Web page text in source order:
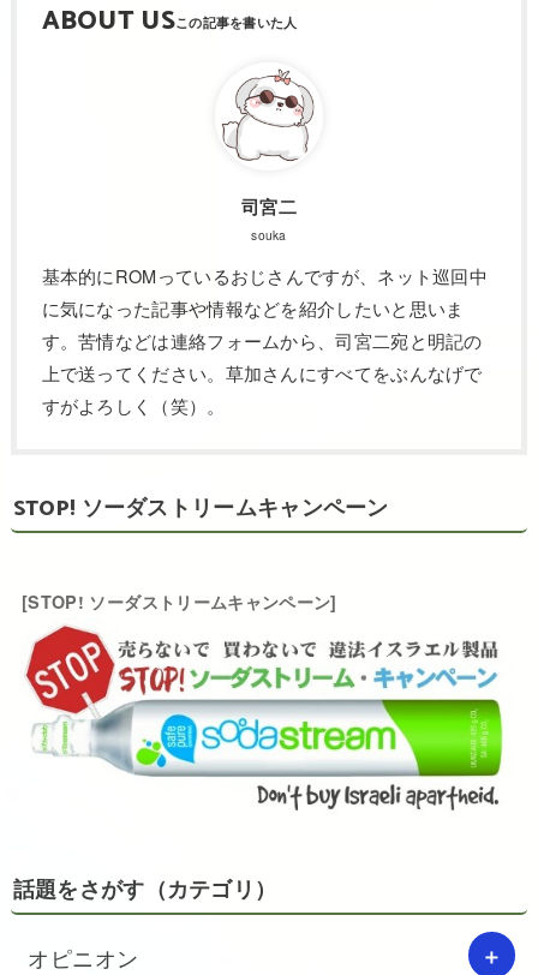
ABOUT US
司宮二
souka
基本的にROMっているおじさんですが、ネット巡回中
に気になった記事や情報などを紹介したいと思いま
す。苦情などは連絡フォームから、司宮二宛と明記の
上で送ってください。草加さんにすべてをぶんなげで
すがよろしく（笑）。
STOP! ソーダストリームキャンペーン
[STOP! ソーダストリームキャンペーン]
話題をさがす（カテゴリ）
オピニオン